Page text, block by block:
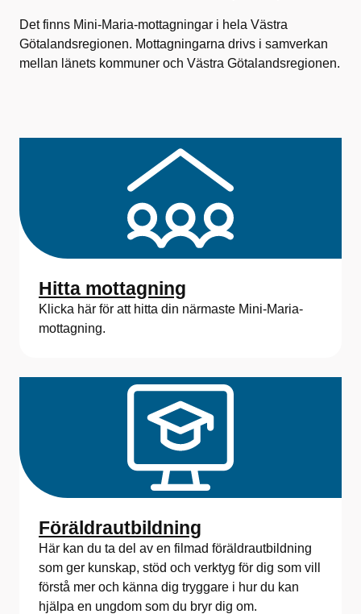
Det finns Mini-Maria-mottagningar i hela Västra
Götalandsregionen. Mottagningarna drivs i samverkan
mellan länets kommuner och Västra Götalandsregionen.
Hitta mottagning
Klicka här för att hitta din närmaste Mini-Maria-
mottagning.
Föräldrautbildning
Här kan du ta del av en filmad föräldrautbildning
som ger kunskap, stöd och verktyg för dig som vill
förstå mer och känna dig tryggare i hur du kan
hjälpa en ungdom som du bryr dig om.